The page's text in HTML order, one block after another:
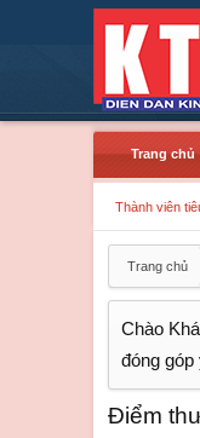
Trang chủ
Thành viên
Trang chủ
Chào
đóng góp
Điểm